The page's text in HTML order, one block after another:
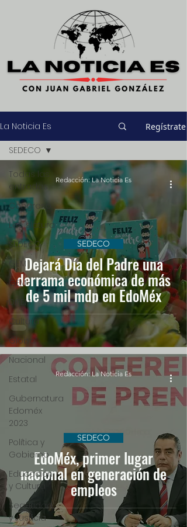
La Noticia Es Regístrate
Todas las
entradas
Congreso
Legislatura
SEDECO
GEM
GEM
DIFEM
Cultura
Global
Nacional
Estatal
Gubernatura
Edoméx
2023
Política y
Gobierno
Educación
y Cultura
Seguridad
y Justicia
SEDECO
Dejará Día del Padre una
derrama económica de más
de 5 mil mdp en EdoMéx
SEDECO
Redacción: La Noticia Es
EdoMéx, primer lugar
nacional en generación de
empleos
SEDECO
Redacción: La Noticia Es